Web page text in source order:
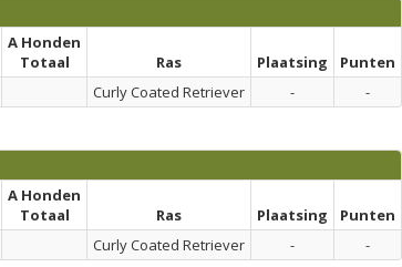
A Honden
Totaal
Ras Plaatsing
Punten
Curly Coated Retriever - -
A Honden
Totaal
Ras Plaatsing
Punten
Curly Coated Retriever - -